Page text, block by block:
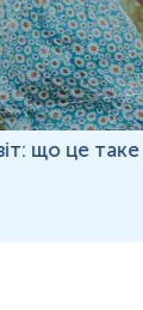
що це таке